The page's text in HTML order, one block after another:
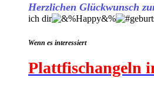
Herzlichen Glückwunsch
ich dir
Wenn es interessiert
Plattfischangeln